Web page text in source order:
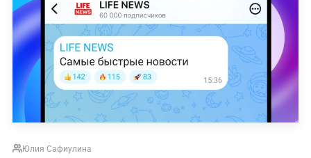
Юлия Сафиулина